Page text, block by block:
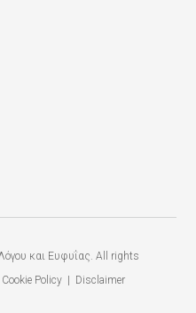
και Ευφυΐας. All rights
Cookie Policy| Disclaimer